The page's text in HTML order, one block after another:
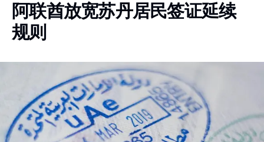
阿联酋放宽苏丹居民签证延续
规则